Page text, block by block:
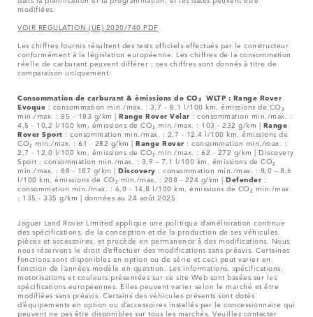
modifiées.
VOIR REGULATION (UE) 2020/740 PDF
Les chiffres fournis résultent des tests officiels effectués par le constructeur
conformément à la législation européenne. Les chiffres de la consommation
réelle de carburant peuvent différer ; ces chiffres sont donnés à titre de
comparaison uniquement.
Consommation de carburant & émissions de CO₂ WLTP : Range Rover
Evoque : consommation min./max. : 3,7 – 8,1 l/100 km, émissions de CO₂
min./max. : 85 – 183 g/km | Range Rover Velar : consommation min./max. :
4,5 - 10,2 l/100 km, émissions de CO₂ min./max. : 103 - 232 g/km | Range
Rover Sport : consommation min./max. : 2,7 - 12,4 l/100 km, émissions de
CO₂ min./max. : 61 - 282 g/km | Range Rover : consommation min./max. :
2,7 - 12,0 l/100 km, émissions de CO₂ min./max. : 62 - 272 g/km | Discovery
Sport : consommation min./max. : 3,9 – 7,1 l/100 km, émissions de CO₂
min./max. : 88 - 187 g/km | Discovery : consommation min./max. : 8,0 – 8,6
l/100 km, émissions de CO₂ min./max. : 208 - 224 g/km | Defender :
consommation min./max. : 6,0 - 14,8 l/100 km, émissions de CO₂ min./max.
: 135 - 335 g/km | données au 24 août 2025
Jaguar Land Rover Limited applique une politique d’amélioration continue
des spécifications, de la conception et de la production de ses véhicules,
pièces et accessoires, et procède en permanence à des modifications. Nous
nous réservons le droit d’effectuer des modifications sans préavis. Certaines
fonctions sont disponibles en option ou de série et ceci peut varier en
fonction de l’années-modèle en question. Les informations, spécifications,
motorisations et couleurs présentées sur ce site Web sont basées sur les
spécifications européennes. Elles peuvent varier selon le marché et être
modifiées sans préavis. Certains des véhicules présents sont dotés
d’équipements en option ou d’accessoires installés par le concessionnaire qui
peuvent ne pas être disponibles sur tous les marchés. Veuillez contacter